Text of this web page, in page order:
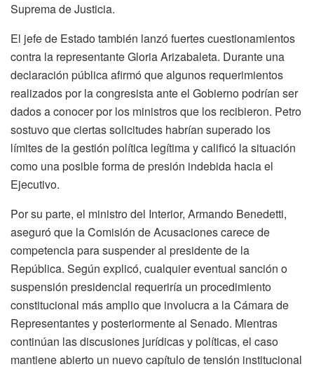
Suprema de Justicia.
El jefe de Estado también lanzó fuertes cuestionamientos
contra la representante Gloria Arizabaleta. Durante una
declaración pública afirmó que algunos requerimientos
realizados por la congresista ante el Gobierno podrían ser
dados a conocer por los ministros que los recibieron. Petro
sostuvo que ciertas solicitudes habrían superado los
límites de la gestión política legítima y calificó la situación
como una posible forma de presión indebida hacia el
Ejecutivo.
Por su parte, el ministro del Interior, Armando Benedetti,
aseguró que la Comisión de Acusaciones carece de
competencia para suspender al presidente de la
República. Según explicó, cualquier eventual sanción o
suspensión presidencial requeriría un procedimiento
constitucional más amplio que involucra a la Cámara de
Representantes y posteriormente al Senado. Mientras
continúan las discusiones jurídicas y políticas, el caso
mantiene abierto un nuevo capítulo de tensión institucional